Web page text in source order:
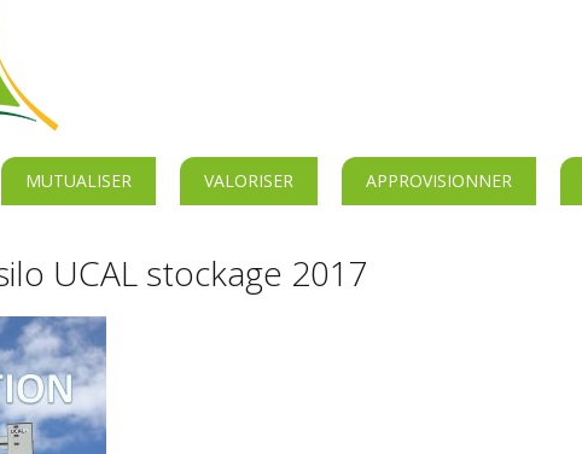
MUTUALISER VALORISER APPROVISIONNER
UCAL stockage 2017